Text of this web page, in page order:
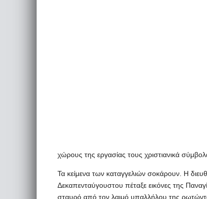
χώρους της εργασίας τους χριστιανικά
Τα κείμενα των καταγγελιών σοκάρουν. Η
Δεκαπενταύγουστου πέταξε εικόνες της
σταυρό από τον λαιμό υπαλλήλου της